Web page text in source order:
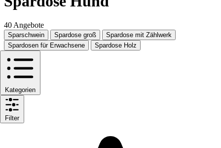
40 Angebote
Sparschwein Spardose groß
Spardose mit Zählwerk
Spardosen für Erwachsene
Spardose Holz
Kategorien
Filter